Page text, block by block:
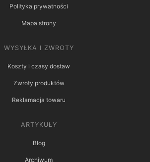
Polityka prywatności
Mapa strony
WYSYŁKA I ZWROTY
Koszty i czasy dostaw
Zwroty produktów
Reklamacja towaru
ARTYKUŁY
Blog
Archiwum